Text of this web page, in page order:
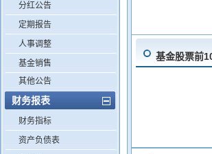
分红公告
定期报告
人事调整
基金销售
其他公告
财务报表
财务指标
资产负债表
基金股票前